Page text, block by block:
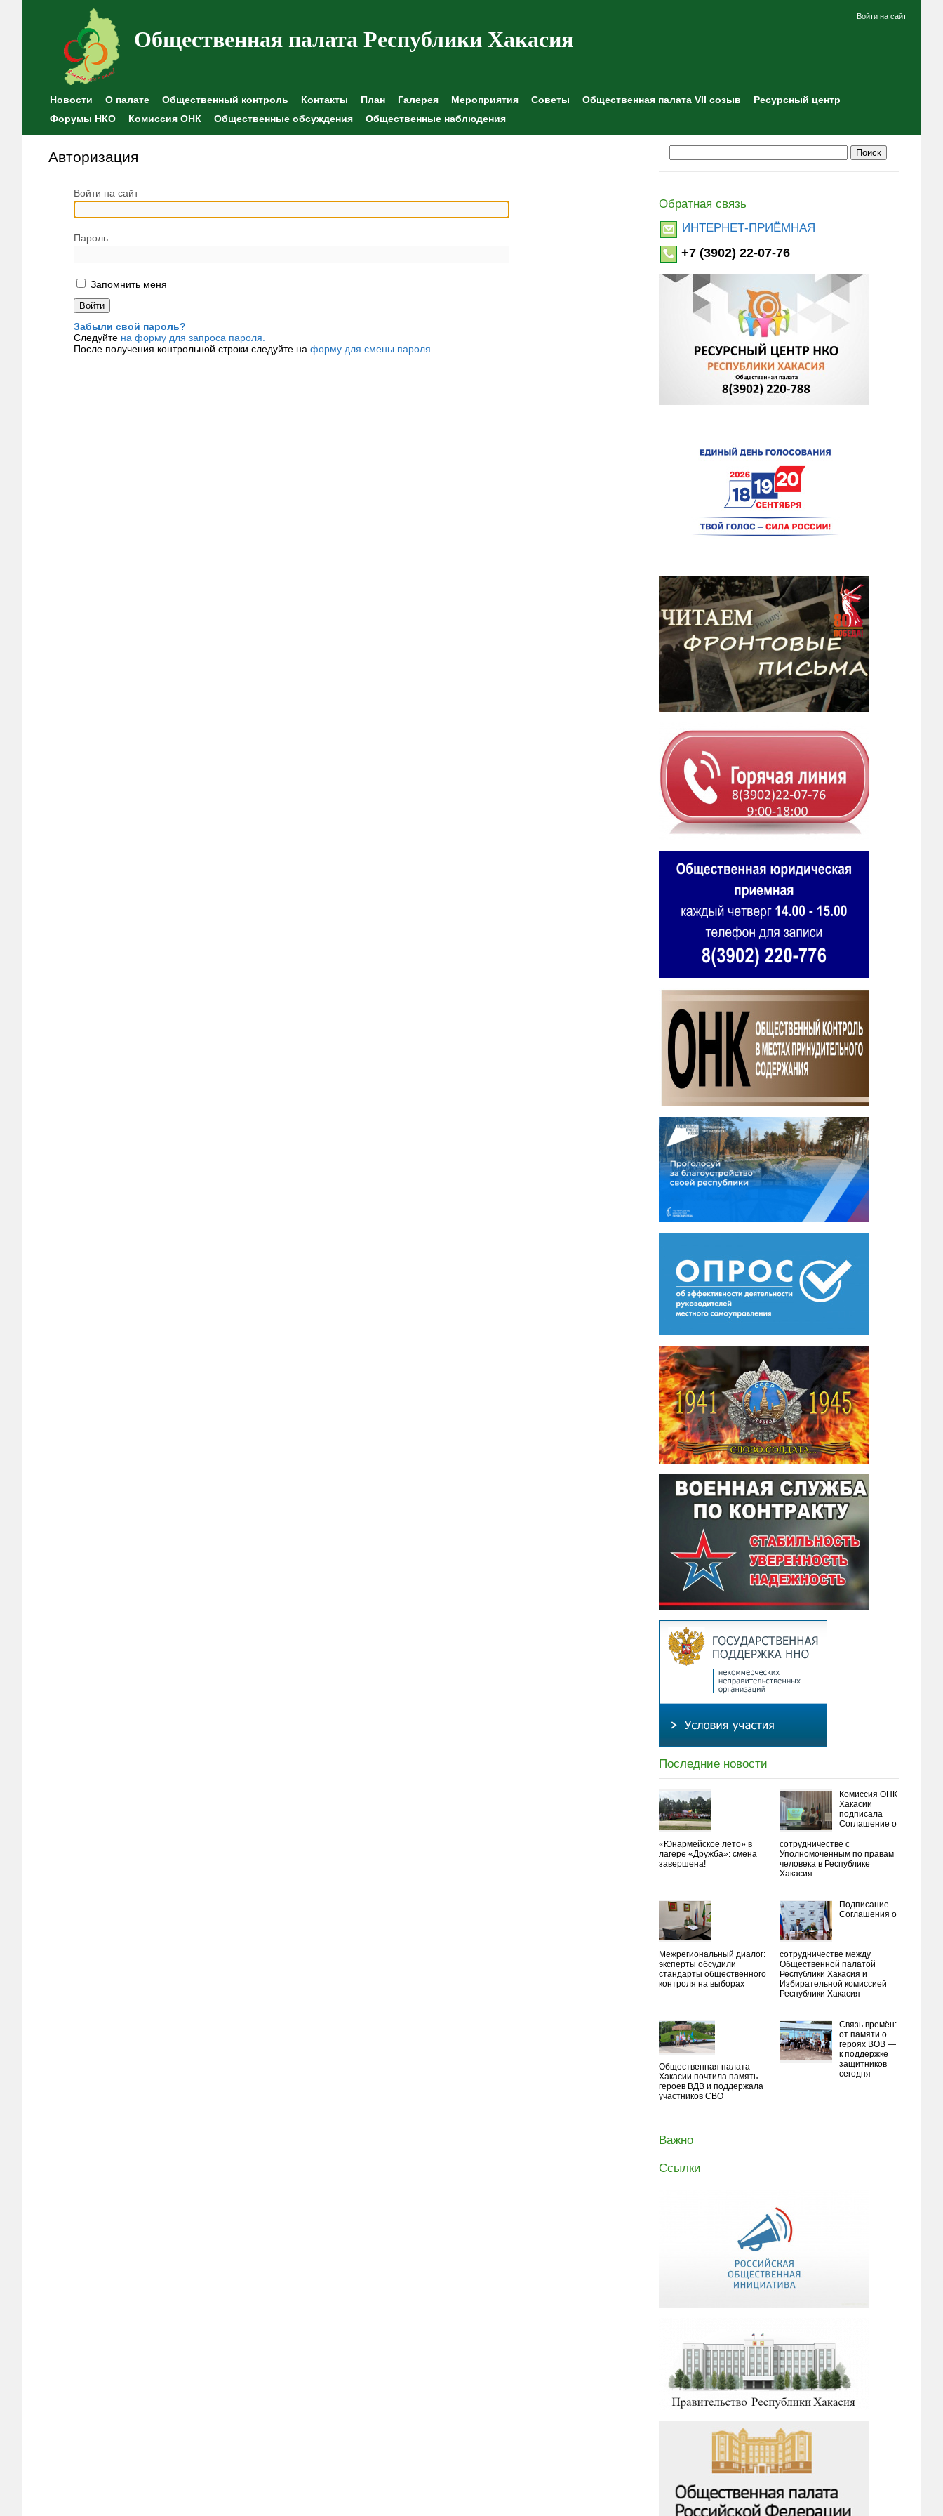
Общественная палата Республики Хакасия
Войти на сайт
Новости О палате Общественный контроль Контакты План Галерея Мероприятия Советы Общественная палата VII созыв
Ресурсный центр
Форумы НКО
Комиссия ОНК Общественные обсуждения Общественные наблюдения
Авторизация
Войти на сайт
Пароль
Запомнить меня
Забыли свой пароль?
Следуйте на форму для запроса пароля.
После получения контрольной строки следуйте на форму для смены пароля.
Обратная связь
ИНТЕРНЕТ-ПРИЁМНАЯ
+7 (3902) 22-07-76
Последние новости
«Юнармейское лето» в
лагере «Дружба»: смена
завершена!
Комиссия ОНК
Хакасии
подписала
Соглашение о
сотрудничестве с
Уполномоченным по правам
человека в Республике
Хакасия
Межрегиональный диалог:
эксперты обсудили
стандарты общественного
контроля на выборах
Подписание
Соглашения о
сотрудничестве между
Общественной палатой
Республики Хакасия и
Избирательной комиссией
Республики Хакасия
Общественная палата
Хакасии почтила память
героев ВДВ и поддержала
участников СВО
Связь времён:
от памяти о
героях ВОВ —
к поддержке
защитников
сегодня
Важно
Ссылки